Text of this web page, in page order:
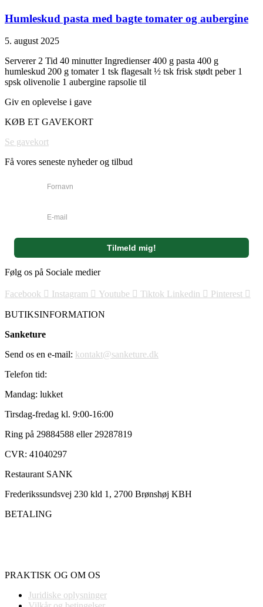
Humleskud pasta med bagte tomater og aubergine
5. august 2025
Serverer 2 Tid 40 minutter Ingredienser 400 g pasta 400 g
humleskud 200 g tomater 1 tsk flagesalt ½ tsk frisk stødt peber 1
spsk olivenolie 1 aubergine rapsolie til
Giv en oplevelse i gave
KØB ET GAVEKORT
Se gavekort
Få vores seneste nyheder og tilbud
Følg os på Sociale medier
Facebook Instagram Youtube Tiktok Linkedin Pinterest
BUTIKSINFORMATION
Sanketure
Send os en e-mail: kontakt@sanketure.dk
Telefon tid:
Mandag: lukket
Tirsdag-fredag kl. 9:00-16:00
Ring på 29884588 eller 29287819
CVR: 41040297
Restaurant SANK
Frederikssundsvej 230 kld 1, 2700 Brønshøj KBH
BETALING
PRAKTISK OG OM OS
Juridiske oplysninger